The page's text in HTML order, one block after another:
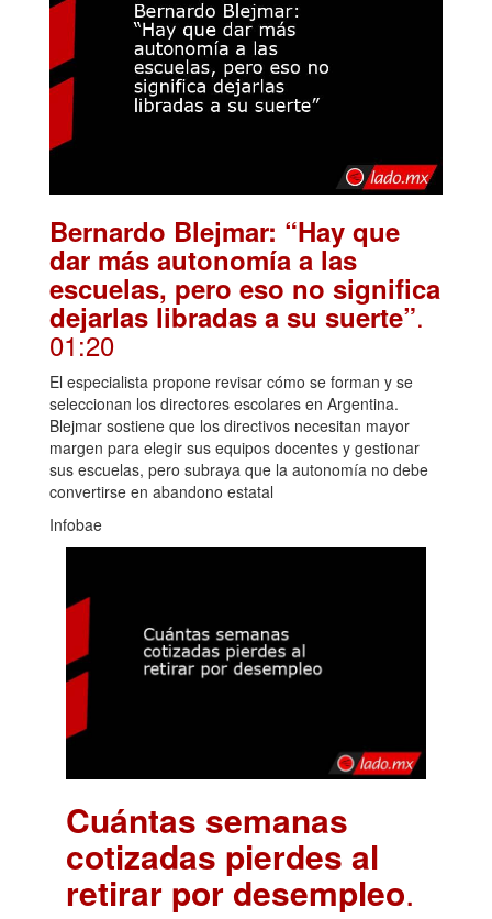
Bernardo Blejmar: “Hay que
dar más autonomía a las
escuelas, pero eso no significa
dejarlas libradas a su suerte”.
01:20
El especialista propone revisar cómo se forman y se
seleccionan los directores escolares en Argentina.
Blejmar sostiene que los directivos necesitan mayor
margen para elegir sus equipos docentes y gestionar
sus escuelas, pero subraya que la autonomía no debe
convertirse en abandono estatal
Infobae
Cuántas semanas
cotizadas pierdes al
retirar por desempleo.